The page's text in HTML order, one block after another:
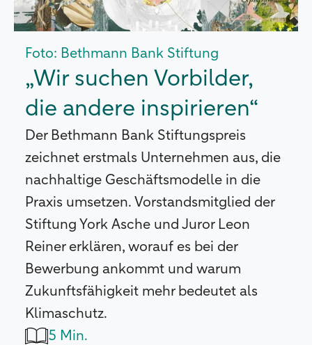
Foto: Bethmann Bank Stiftung
„Wir suchen Vorbilder,
die andere inspirieren“
Der Bethmann Bank Stiftungspreis
zeichnet erstmals Unternehmen aus, die
nachhaltige Geschäftsmodelle in die
Praxis umsetzen. Vorstandsmitglied der
Stiftung York Asche und Juror Leon
Reiner erklären, worauf es bei der
Bewerbung ankommt und warum
Zukunftsfähigkeit mehr bedeutet als
Klimaschutz.
5 Min.